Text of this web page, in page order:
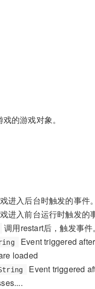
的游戏对象。
进入后台时触发的事件
进入前台运行时触发的
调用restart后，触发事件
Event triggered
loaded
Event triggered